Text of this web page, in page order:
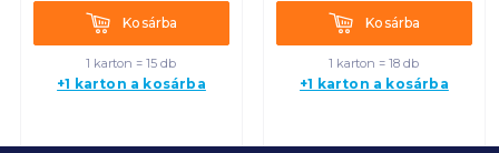
KosárbaKosárba
1 karton = 15 db
+1 karton a kosárba
KosárbaKosárba
1 karton = 18 db
+1 karton a kosárba